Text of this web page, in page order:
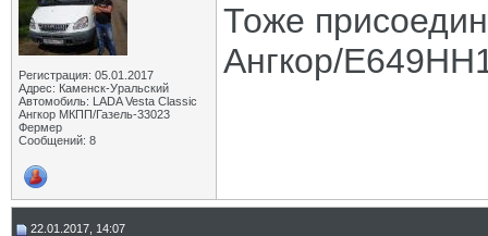
Регистрация: 05.01.2017
Адрес: Каменск-Уральский
Автомобиль: LADA Vesta Classic
Ангкор МКПП/Газель-33023
Фермер
Сообщений: 8
Тоже
Ангкор/
22.01.2017, 14:07